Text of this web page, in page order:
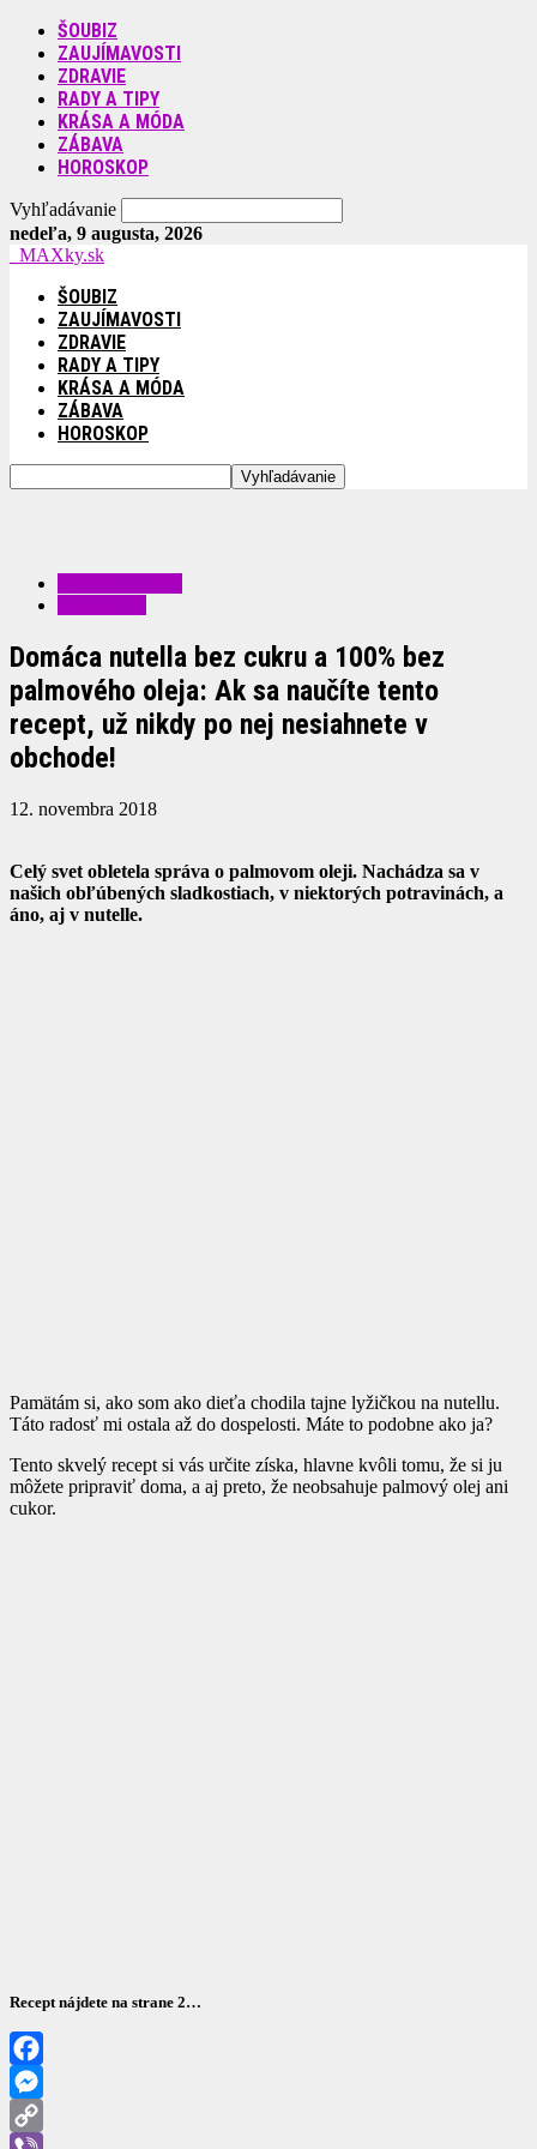
ŠOUBIZ
ZAUJÍMAVOSTI
ZDRAVIE
RADY A TIPY
KRÁSA A MÓDA
ZÁBAVA
HOROSKOP
Vyhľadávanie
nedeľa, 9 augusta, 2026
MAXky.sk
ŠOUBIZ
ZAUJÍMAVOSTI
ZDRAVIE
RADY A TIPY
KRÁSA A MÓDA
ZÁBAVA
HOROSKOP
Domáca nutella bez cukru a 100% bez
palmového oleja: Ak sa naučíte tento
recept, už nikdy po nej nesiahnete v
obchode!
12. novembra 2018
Celý svet obletela správa o palmovom oleji. Nachádza sa v
našich obľúbených sladkostiach, v niektorých potravinách, a
áno, aj v nutelle.
Pamätám si, ako som ako dieťa chodila tajne lyžičkou na nutellu.
Táto radosť mi ostala až do dospelosti. Máte to podobne ako ja?
Tento skvelý recept si vás určite získa, hlavne kvôli tomu, že si ju
môžete pripraviť doma, a aj preto, že neobsahuje palmový olej ani
cukor.
Recept nájdete na strane 2…
Facebook
Messenger